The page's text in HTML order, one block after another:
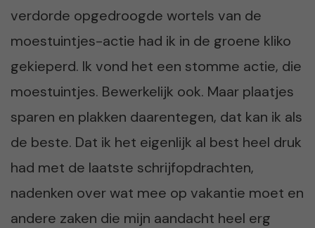
verdorde opgedroogde wortels van de
moestuintjes-actie had ik in de groene kliko
gekieperd. Ik vond het een stomme actie, die
moestuintjes. Bewerkelijk ook. Maar plaatjes
sparen en plakken daarentegen, dat kan ik als
de beste. Dat ik het eigenlijk al best heel druk
had met de laatste schrijfopdrachten,
nadenken over wat mee op vakantie moet en
andere zaken die mijn aandacht heel erg